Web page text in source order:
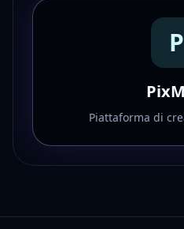
P
Piattaforma di